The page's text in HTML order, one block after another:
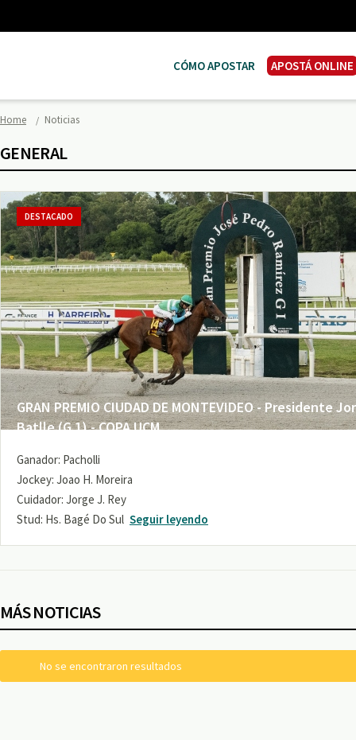
CÓMO APOSTAR APOSTÁ ONLINE
Home Noticias
GENERAL
GRAN PREMIO CIUDAD DE MONTEVIDEO - Presidente
Batlle (G 1) - COPA UCM
DESTACADO
Ganador: Pacholli
Jockey: Joao H. Moreira
Cuidador: Jorge J. Rey
Stud: Hs. Bagé Do Sul Seguir leyendo
MÁS NOTICIAS
No se encontraron resultados